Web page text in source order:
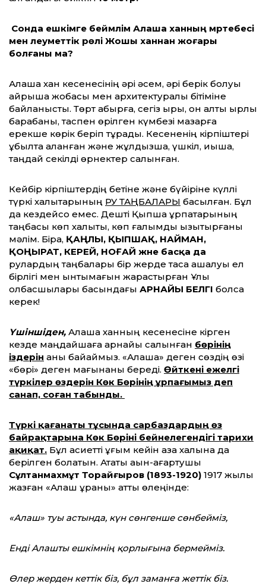
Сонда ешкімге беймәлім Алаша ханның мәртебесі
мен әлеуметтік рөлі Жошы ханнан жоғары
болғаны ма?
Алаша хан кесенесінің әрі әсем, әрі берік болуы
айрықша жобасы мен архитектуралық бітіміне
байланысты. Төрт қабырға, сегіз қыры, он алты қырлы
барабаны, таспен өрілген күмбезі мазарға
ерекше көрік беріп тұрады. Кесененің кірпіштері
құбылта қаланған және жұлдызша, үшкіл, қиықша,
таңдай секілді өрнектер салынған.
Кейбір кірпіштердің бетіне және бүйіріне күллі
түркі халықтарының РУ ТАҢБАЛАРЫ басылған. Бұл
да кездейсоқ емес. Дешті Қыпшақ ұрпақтарының
таңбасы көп халықты, көп ғалымды қызықтырғаны
мәлім. Бірақ, ҚАҢЛЫ, ҚЫПШАҚ, НАЙМАН,
ҚОҢЫРАТ, КЕРЕЙ, НОҒАЙ және басқа да
рулардың таңбалары бір жерде тасқа қашалуы ел
бірлігі мен ынтымағын жарастырған Ұлы
қолбасшылары басындағы АРНАЙЫ БЕЛГІ болса
керек!
Үшіншіден, Алаша ханның кесенесіне кірген
кезде маңдайшаға арнайы салынған бөрінің
іздерін анық байқаймыз. «Алаша» деген сөздің өзі
«бөрі» деген мағынаны береді. Өйткені ежелгі
түркілер өздерін Көк Бөрінің ұрпағымыз деп
санап, соған табынды.
Түркі қағанаты тұсында сарбаздардың өз
байрақтарына Көк Бөріні бейнелегендігі тарихи
ақиқат. Бұл қасиетті ұғым кейін қазақ халқына да
берілген болатын. Атақты ақын-ағартушы
Сұлтанмахмұт Торайғыров (1893-1920) 1917 жылы
жазған «Алаш ұраны» атты өлеңінде:
«Алаш» туы астында, күн сөнгенше сөнбейміз,
Енді Алашты ешкімнің қорлығына бермейміз.
Өлер жерден кеттік біз, бұл заманға жеттік біз.